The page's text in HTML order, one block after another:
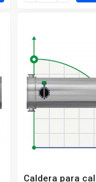
Caldera para